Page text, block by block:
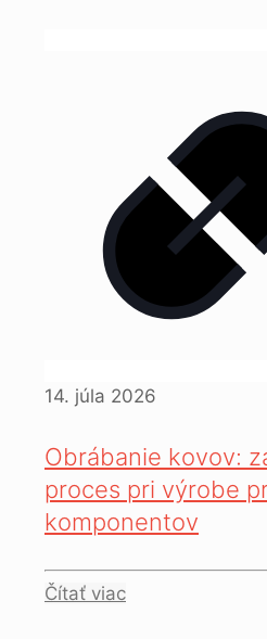
14. júla 2026
Obrábanie kovov:
proces pri výrobe
komponentov
Čítať viac